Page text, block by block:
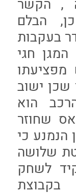
, הקשר
הבלם
בעקבות
חגי
מפציעתו
ישוב
הוא
שחוזר
כי
שלושה
לשחק
בקבוצת